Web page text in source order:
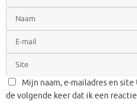
Mijn naam, e-mailadres en
de volgende keer dat ik een